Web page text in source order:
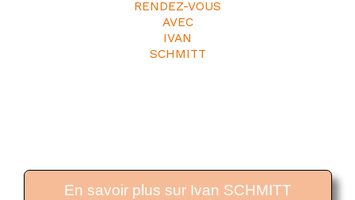
RENDEZ-VOUS
AVEC
IVAN
SCHMITT
En savoir plus sur Ivan SCHMITT